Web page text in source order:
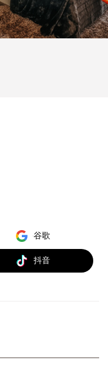
谷歌
抖音